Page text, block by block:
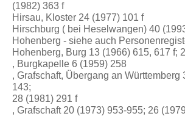
(1982) 363 f
Hirsau, Kloster 24 (1977) 101 f
Hirschburg ( bei Heselwangen) 40
Hohenberg - siehe auch
Hohenberg, Burg 13 (1966) 615, 617 f;
, Burgkapelle 6 (1959) 258
, Grafschaft, Übergang an Württemberg
143;
28 (1981) 291 f
, Grafschaft 20 (1973) 953-955; 26